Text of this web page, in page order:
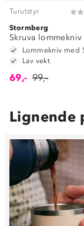
Turutstyr
Stormberg
Skruva
Lav vekt
69,- 99,-
Lignende